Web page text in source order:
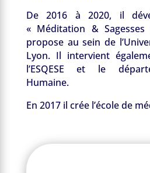
De 2016 à 2020, il
« Méditation &
propose au sein de
Lyon. Il intervient
l’ESQESE et le
Humaine.
En 2017 il crée l’école de